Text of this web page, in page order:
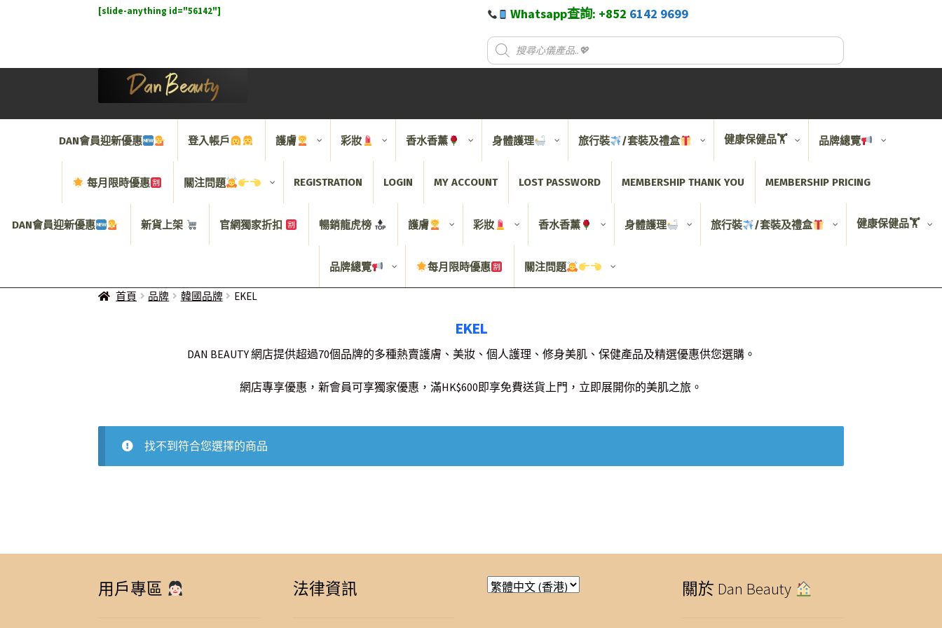
[slide-anything id="56142"] Whatsapp查詢: +852 6142 9699
DAN會員迎新優惠 登入帳戶 護膚 彩妝 香水香薰 身體護理 旅行裝 /套裝及禮盒 健康保健品🏋️ 品牌總覽
每月限時優惠 關注問題 REGISTRATION LOGIN MY ACCOUNT LOST PASSWORD MEMBERSHIP THANK YOU MEMBERSHIP PRICING
DAN會員迎新優惠 新貨上架 官網獨家折扣 暢銷龍虎榜 護膚 彩妝 香水香薰 身體護理 旅行裝 /套裝及禮盒 健康保健品🏋️
品牌總覽 每月限時優惠 關注問題
首頁 品牌 韓國品牌 EKEL
EKEL
DAN BEAUTY 網店提供超過70個品牌的多種熱賣護膚、美妝、個人護理、修身美肌、保健產品及精選優惠供您選購。
網店專享優惠，新會員可享獨家優惠，滿HK$600即享免費送貨上門，立即展開你的美肌之旅。
找不到符合您選擇的商品
用戶專區 法律資訊 關於 Dan Beauty